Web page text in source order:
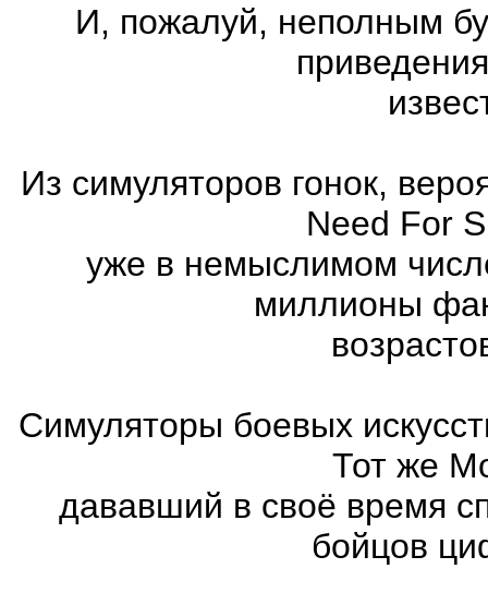
И, пожалуй, неполным
Из симуляторов гонок,
Need For
уже в немыслимом
миллионы
Симуляторы боевых
Тот же
дававший в своё время
бойцов